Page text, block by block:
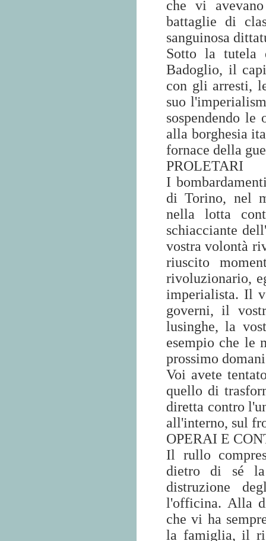
che vi
battaglie di
sanguinosa
Sotto la tutela
Badoglio, il
con gli arresti,
suo
sospendendo
alla borghesia
fornace della
PROLETARI
I
di Torino, nel
nella lotta
schiacciante
vostra volontà
riuscito
rivoluzionario,
imperialista. Il
governi, il
lusinghe, la
esempio che le
prossimo
Voi avete
quello di
diretta contro
all'interno, sul
OPERAI E
Il rullo
dietro di sé
distruzione
l'officina. Alla
che vi ha
la famiglia, il